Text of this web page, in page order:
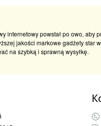
internetowy powstał po owo, aby
jakości markowe gadżety star
na szybką i sprawną wysyłkę.